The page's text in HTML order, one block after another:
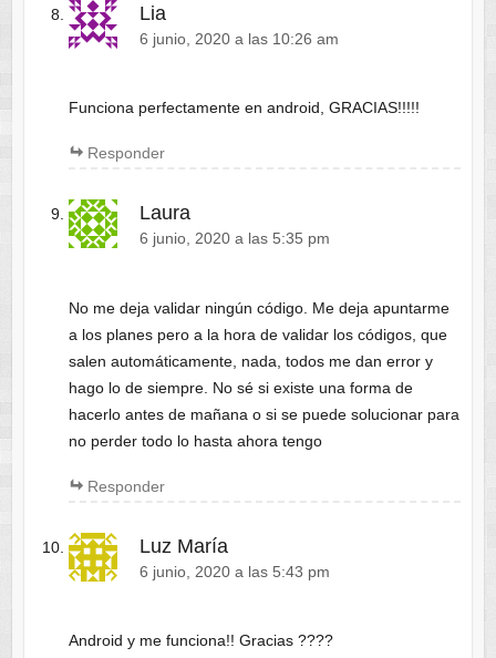
Lia
6 junio, 2020 a las 10:26 am
Funciona perfectamente en android, GRACIAS!!!!!
Responder
Laura
6 junio, 2020 a las 5:35 pm
No me deja validar ningún código. Me deja apuntarme
a los planes pero a la hora de validar los códigos, que
salen automáticamente, nada, todos me dan error y
hago lo de siempre. No sé si existe una forma de
hacerlo antes de mañana o si se puede solucionar para
no perder todo lo hasta ahora tengo
Responder
Luz María
6 junio, 2020 a las 5:43 pm
Android y me funciona!! Gracias ????